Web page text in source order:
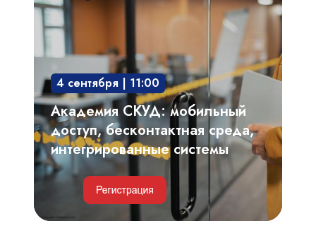
мобильный
доступ,
бесконтактная
интегрированные
системы
4 сентября | 11:00
Академия СКУД: мобильный
доступ, бесконтактная среда,
интегрированные системы